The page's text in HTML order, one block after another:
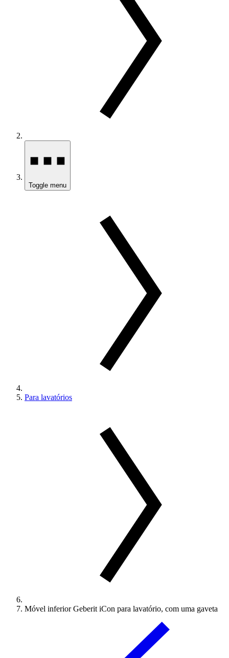
Toggle menu
Para lavatórios
Móvel inferior Geberit iCon para lavatório, com uma gaveta